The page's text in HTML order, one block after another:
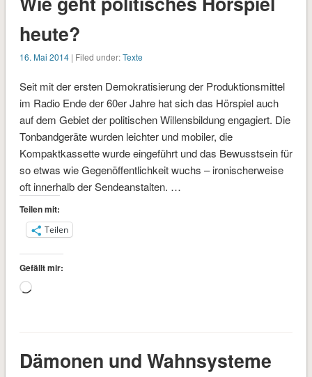
heute?
16. Mai 2014| Filed under:Texte
Seit mit der ersten Demokratisierung der Produktionsmittel
im Radio Ende der 60er Jahre hat sich das Hörspiel auch
auf dem Gebiet der politischen Willensbildung engagiert. Die
Tonbandgeräte wurden leichter und mobiler, die
Kompaktkassette wurde eingeführt und das Bewusstsein für
so etwas wie Gegenöffentlichkeit wuchs – ironischerweise
oft innerhalb der Sendeanstalten. …
Teilen mit:
Teilen
Gefällt mir:
Wird
Dämonen und Wahnsysteme